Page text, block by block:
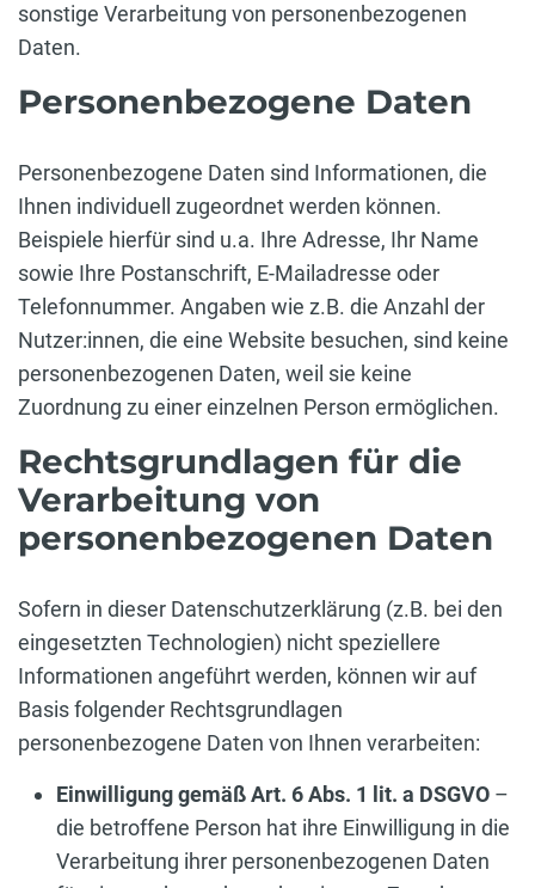
sonstige Verarbeitung von personenbezogenen
Daten.
Personenbezogene Daten
Personenbezogene Daten sind Informationen, die
Ihnen individuell zugeordnet werden können.
Beispiele hierfür sind u.a. Ihre Adresse, Ihr Name
sowie Ihre Postanschrift, E-Mailadresse oder
Telefonnummer. Angaben wie z.B. die Anzahl der
Nutzer:innen, die eine Website besuchen, sind keine
personenbezogenen Daten, weil sie keine
Zuordnung zu einer einzelnen Person ermöglichen.
Rechtsgrundlagen für die
Verarbeitung von
personenbezogenen Daten
Sofern in dieser Datenschutzerklärung (z.B. bei den
eingesetzten Technologien) nicht speziellere
Informationen angeführt werden, können wir auf
Basis folgender Rechtsgrundlagen
personenbezogene Daten von Ihnen verarbeiten:
Einwilligung gemäß Art. 6 Abs. 1 lit. a DSGVO –
die betroffene Person hat ihre Einwilligung in die
Verarbeitung ihrer personenbezogenen Daten